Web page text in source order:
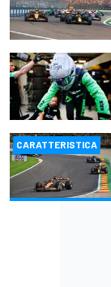
CARATTERISTICA